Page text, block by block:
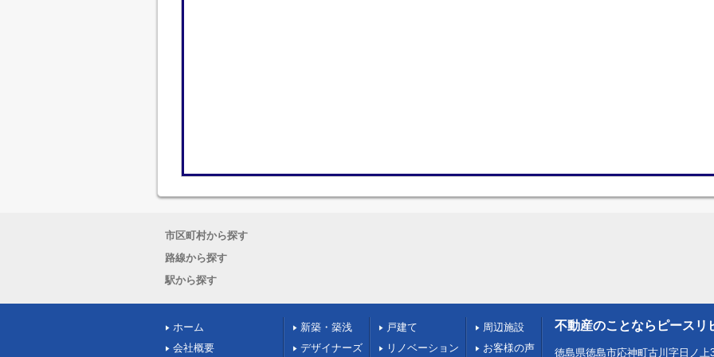
市区町村から探す
路線から探す
駅から探す
ホーム
会社概要
新築・築浅
デザイナーズ
戸建て
リノベーション
周辺施設
お客様の声
不動産のことならピースリ
徳島県徳島市応神町古川字日ノ上